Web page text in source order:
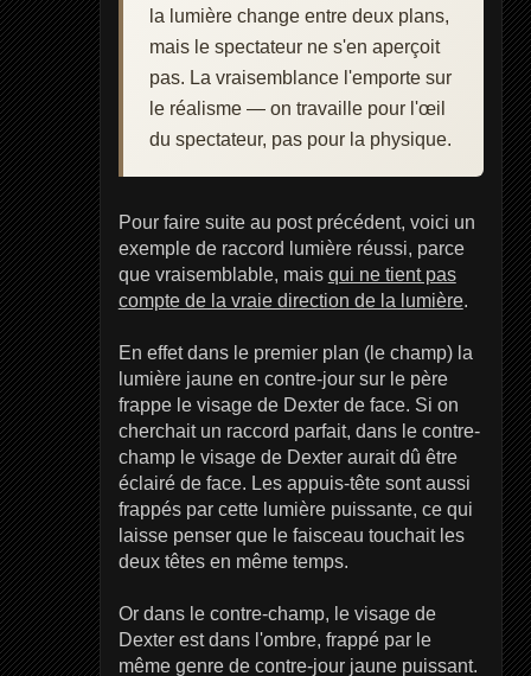
la lumière change entre deux plans,
mais le spectateur ne s'en aperçoit
pas. La vraisemblance l'emporte sur
le réalisme — on travaille pour l'œil
du spectateur, pas pour la physique.
Pour faire suite au post précédent, voici un
exemple de raccord lumière réussi, parce
que vraisemblable, mais qui ne tient pas
compte de la vraie direction de la lumière.
En effet dans le premier plan (le champ) la
lumière jaune en contre-jour sur le père
frappe le visage de Dexter de face. Si on
cherchait un raccord parfait, dans le contre-
champ le visage de Dexter aurait dû être
éclairé de face. Les appuis-tête sont aussi
frappés par cette lumière puissante, ce qui
laisse penser que le faisceau touchait les
deux têtes en même temps.
Or dans le contre-champ, le visage de
Dexter est dans l'ombre, frappé par le
même genre de contre-jour jaune puissant.